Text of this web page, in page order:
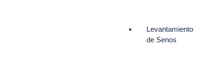
Levantamiento
de Senos